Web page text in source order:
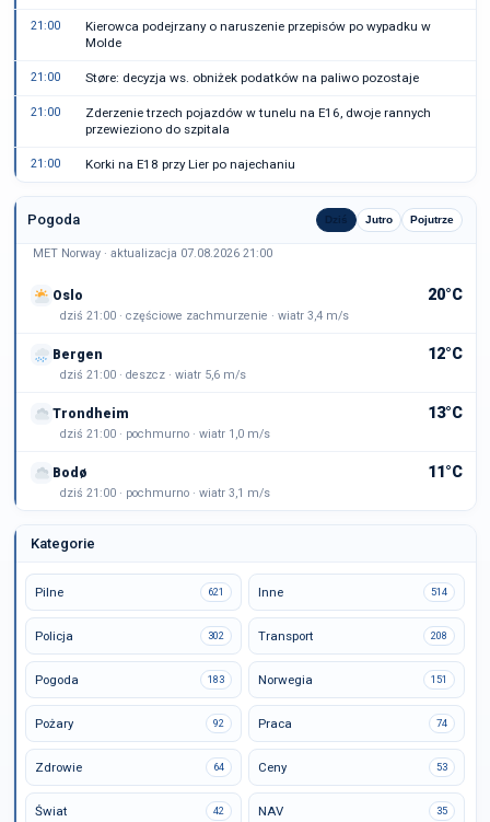
21:00
Kierowca podejrzany o naruszenie przepisów po wypadku w
Molde
21:00 Støre: decyzja ws. obniżek podatków na paliwo pozostaje
21:00
Zderzenie trzech pojazdów w tunelu na E16, dwoje rannych
przewieziono do szpitala
21:00 Korki na E18 przy Lier po najechaniu
Pogoda Dziś Jutro Pojutrze
MET Norway · aktualizacja 07.08.2026 21:00
Oslo 20°C
dziś 21:00 · częściowe zachmurzenie · wiatr 3,4 m/s
Bergen 12°C
dziś 21:00 · deszcz · wiatr 5,6 m/s
Trondheim 13°C
dziś 21:00 · pochmurno · wiatr 1,0 m/s
Bodø 11°C
dziś 21:00 · pochmurno · wiatr 3,1 m/s
Kategorie
Pilne 621 Inne 514
Policja 302 Transport 208
Pogoda 183 Norwegia 151
Pożary 92 Praca 74
Zdrowie 64 Ceny 53
Świat 42 NAV 35